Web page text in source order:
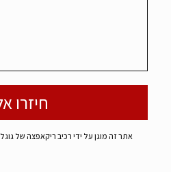
אתר זה מוגן על ידי רכיב ריקאפצה של גוגל